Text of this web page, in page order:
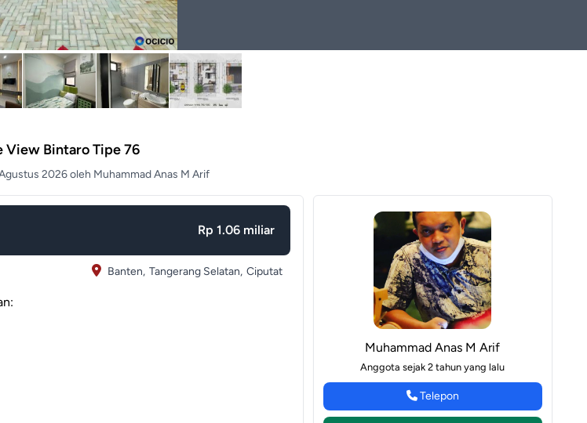
View Bintaro Tipe 76
2026 oleh Muhammad Anas M Arif
Rp 1.06 miliar
Banten, Tangerang Selatan, Ciputat
Muhammad Anas M Arif
Anggota sejak 2 tahun yang lalu
Telepon